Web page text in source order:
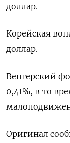
доллар.
Корейская
доллар.
Венгерский
0,41%, в то
Оригинал